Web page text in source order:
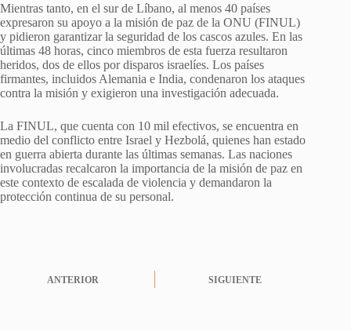
Mientras tanto, en el sur de Líbano, al menos 40 países
expresaron su apoyo a la misión de paz de la ONU (FINUL)
y pidieron garantizar la seguridad de los cascos azules. En las
últimas 48 horas, cinco miembros de esta fuerza resultaron
heridos, dos de ellos por disparos israelíes. Los países
firmantes, incluidos Alemania e India, condenaron los ataques
contra la misión y exigieron una investigación adecuada.
La FINUL, que cuenta con 10 mil efectivos, se encuentra en
medio del conflicto entre Israel y Hezbolá, quienes han estado
en guerra abierta durante las últimas semanas. Las naciones
involucradas recalcaron la importancia de la misión de paz en
este contexto de escalada de violencia y demandaron la
protección continua de su personal.
ANTERIOR SIGUIENTE